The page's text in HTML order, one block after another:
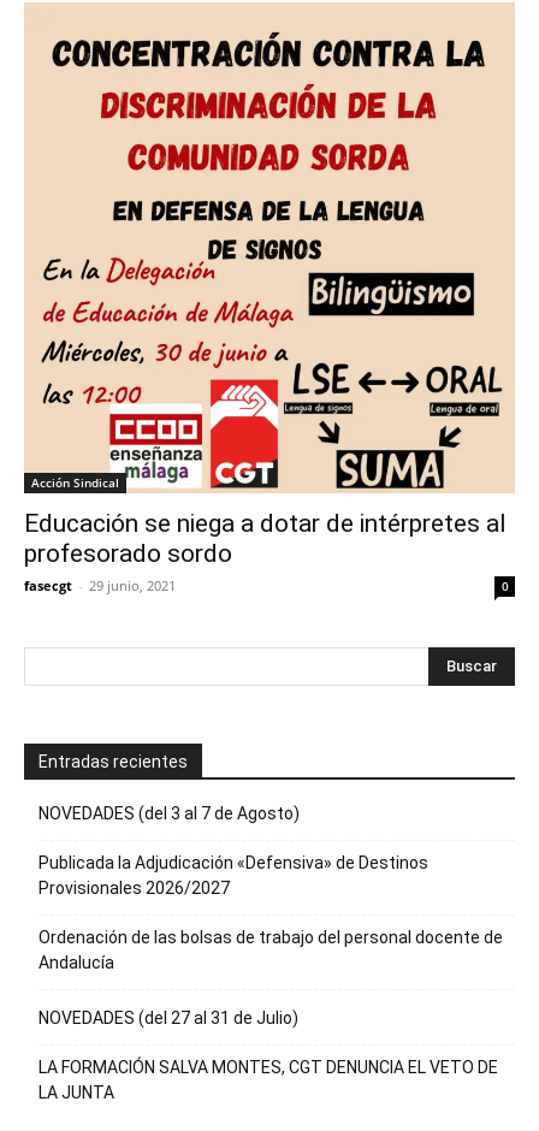
Acción Sindical
Educación se niega a dotar de intérpretes al
profesorado sordo
fasecgt - 29 junio, 2021 0
Entradas recientes
NOVEDADES (del 3 al 7 de Agosto)
Publicada la Adjudicación «Defensiva» de Destinos
Provisionales 2026/2027
Ordenación de las bolsas de trabajo del personal docente de
Andalucía
NOVEDADES (del 27 al 31 de Julio)
LA FORMACIÓN SALVA MONTES, CGT DENUNCIA EL VETO DE
LA JUNTA